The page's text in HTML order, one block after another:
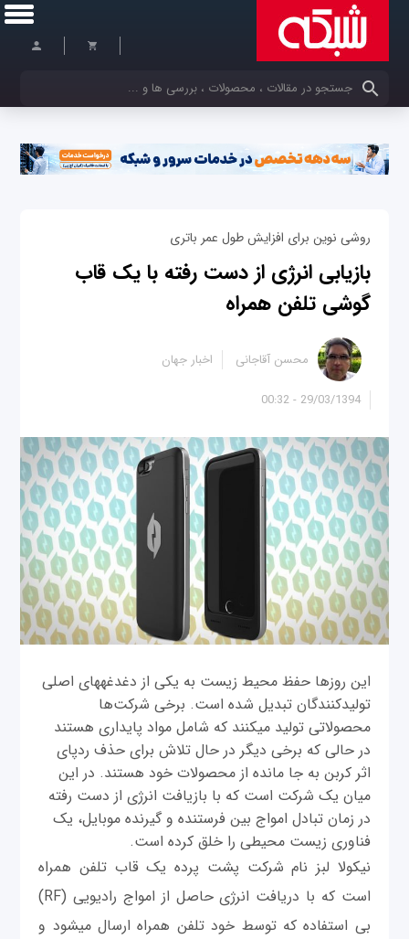
کلمات کلیدی خود را وارد کنید
روشی نوین برای افزایش طول عمر باتری
بازیابی انرژی از دست رفته با یک قاب
گوشی تلفن همراه
29/03/1394 - 00:32
محسن آقاجانی اخبار جهان
این روزها حفظ محیط زیست به یکی از دغدغه‎های اصلی
تولیدکنندگان تبدیل شده است. برخی شرکت‌ها
محصولاتی تولید می‎کنند که شامل مواد پایداری هستند
در حالی که برخی دیگر در حال تلاش برای حذف ردپای
اثر کربن به جا مانده از محصولات خود هستند. در این
میان یک شرکت است که با بازیافت انرژی از دست رفته
در زمان تبادل امواج بین فرستنده و گیرنده موبایل، یک
فناوری زیست محیطی را خلق کرده است.
نیکولا لبز نام شرکت پشت پرده یک قاب تلفن همراه
است که با دریافت انرژی حاصل از امواج رادیویی (RF)
بی استفاده که توسط خود تلفن همراه ارسال می‎شود و